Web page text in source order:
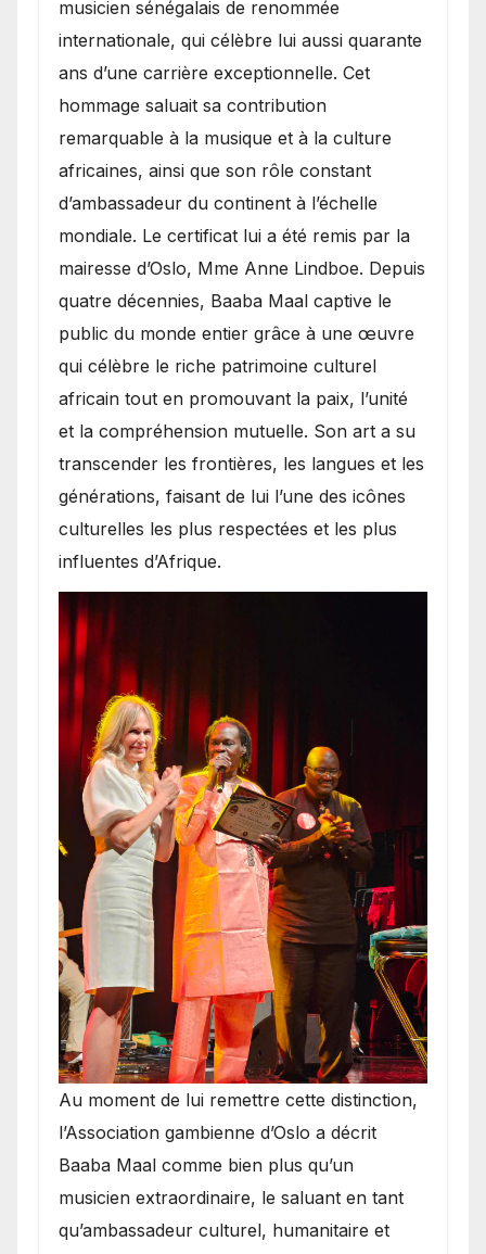
musicien sénégalais de renommée
internationale, qui célèbre lui aussi quarante
ans d’une carrière exceptionnelle. Cet
hommage saluait sa contribution
remarquable à la musique et à la culture
africaines, ainsi que son rôle constant
d’ambassadeur du continent à l’échelle
mondiale. Le certificat lui a été remis par la
mairesse d’Oslo, Mme Anne Lindboe. Depuis
quatre décennies, Baaba Maal captive le
public du monde entier grâce à une œuvre
qui célèbre le riche patrimoine culturel
africain tout en promouvant la paix, l’unité
et la compréhension mutuelle. Son art a su
transcender les frontières, les langues et les
générations, faisant de lui l’une des icônes
culturelles les plus respectées et les plus
influentes d’Afrique.
​Au moment de lui remettre cette distinction,
l’Association gambienne d’Oslo a décrit
Baaba Maal comme bien plus qu’un
musicien extraordinaire, le saluant en tant
qu’ambassadeur culturel, humanitaire et